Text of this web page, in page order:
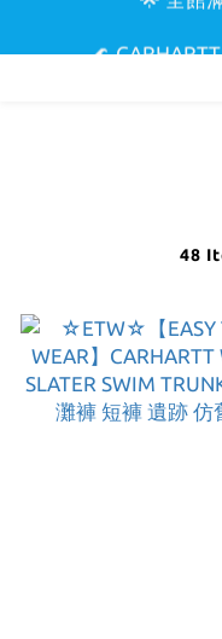
🌊
🏖️ SUPREME &
🌟 全館
48